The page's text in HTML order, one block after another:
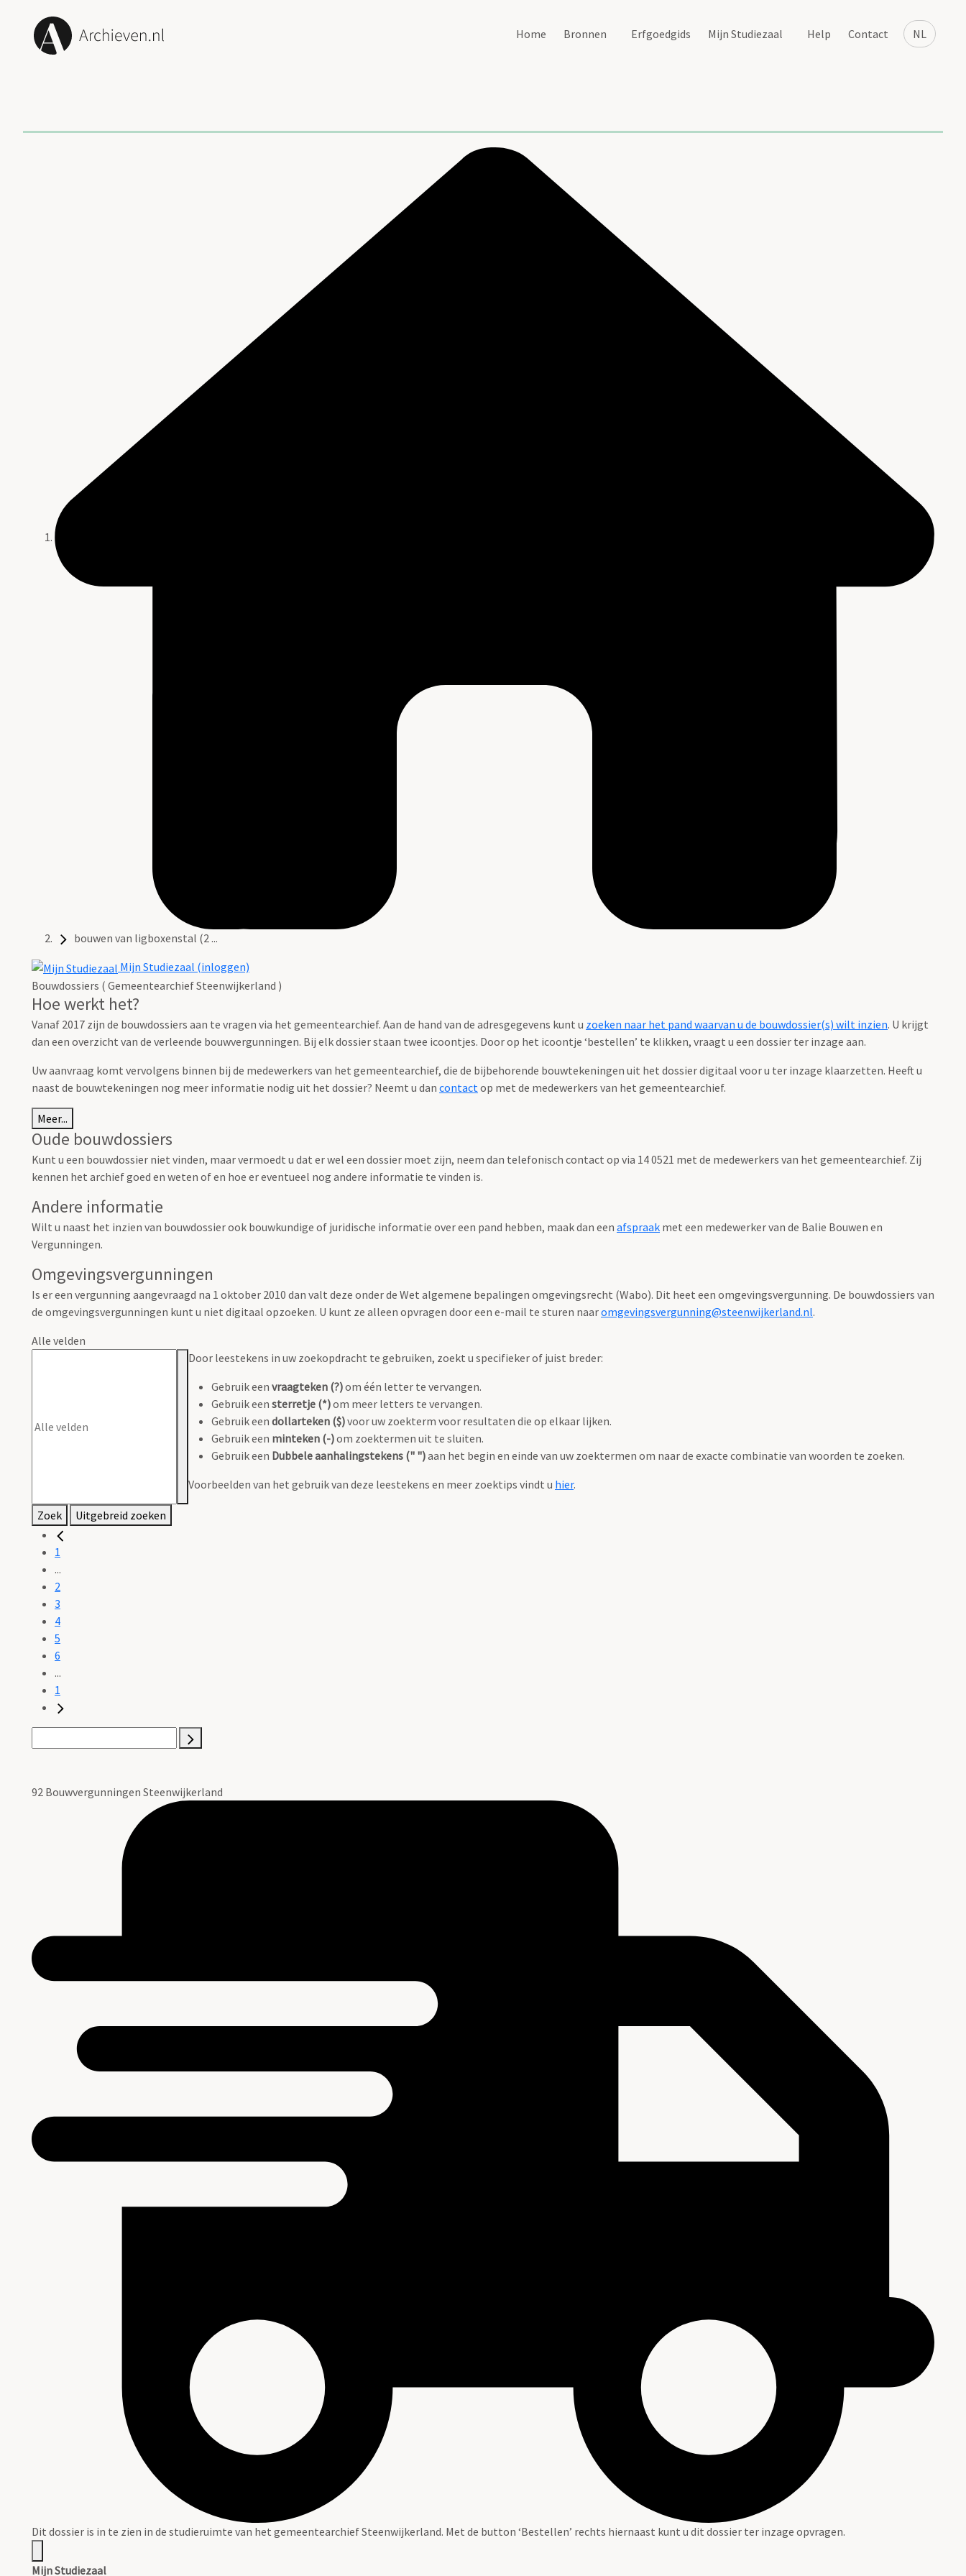
NL
Home Bronnen Erfgoedgids Mijn Studiezaal Help Contact
bouwen van ligboxenstal (2 ...
Mijn Studiezaal (inloggen)
Bouwdossiers ( Gemeentearchief Steenwijkerland )
Hoe werkt het?
Vanaf 2017 zijn de bouwdossiers aan te vragen via het gemeentearchief. Aan de hand van de adresgegevens kunt u zoeken naar het pand waarvan u de bouwdossier(s) wilt inzien. U krijgt
dan een overzicht van de verleende bouwvergunningen. Bij elk dossier staan twee icoontjes. Door op het icoontje ‘bestellen’ te klikken, vraagt u een dossier ter inzage aan.
Uw aanvraag komt vervolgens binnen bij de medewerkers van het gemeentearchief, die de bijbehorende bouwtekeningen uit het dossier digitaal voor u ter inzage klaarzetten. Heeft u
naast de bouwtekeningen nog meer informatie nodig uit het dossier? Neemt u dan contactop met de medewerkers van het gemeentearchief.
Meer...
Oude bouwdossiers
Kunt u een bouwdossier niet vinden, maar vermoedt u dat er wel een dossier moet zijn, neem dan telefonisch contact op via 14 0521 met de medewerkers van het gemeentearchief. Zij
kennen het archief goed en weten of en hoe er eventueel nog andere informatie te vinden is.
Andere informatie
Wilt u naast het inzien van bouwdossier ook bouwkundige of juridische informatie over een pand hebben, maak dan een afspraak met een medewerker van de Balie Bouwen en
Vergunningen.
Omgevingsvergunningen
Is er een vergunning aangevraagd na 1 oktober 2010 dan valt deze onder de Wet algemene bepalingen omgevingsrecht (Wabo). Dit heet een omgevingsvergunning. De bouwdossiers van
de omgevingsvergunningen kunt u niet digitaal opzoeken. U kunt ze alleen opvragen door een e-mail te sturen naaromgevingsvergunning@steenwijkerland.nl.
Alle velden
Door leestekens in uw zoekopdracht te gebruiken, zoekt u specifieker of juist breder:
Gebruik een vraagteken (?)om één letter te vervangen.
Gebruik een sterretje (*)om meer letters te vervangen.
Gebruik een dollarteken ($)voor uw zoekterm voor resultaten die op elkaar lijken.
Gebruik een minteken (-)om zoektermen uit te sluiten.
Gebruik een Dubbele aanhalingstekens (" ")aan het begin en einde van uw zoektermen om naar de exacte combinatie van woorden te zoeken.
Voorbeelden van het gebruik van deze leestekens en meer zoektips vindt u hier.
Zoek Uitgebreid zoeken
1
...
2
3
4
5
6
...
1
92 Bouwvergunningen Steenwijkerland
Dit dossier is in te zien in de studieruimte van het gemeentearchief Steenwijkerland. Met de button ‘Bestellen’ rechts hiernaast kunt u dit dossier ter inzage opvragen.
Mijn Studiezaal